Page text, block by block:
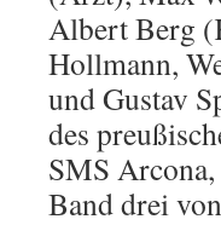
Albert Berg
Hollmann,
und Gustav
des
SMS
Band drei